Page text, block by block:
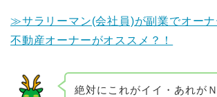
≫サラリーマン(会社員)が副業でオーナ
不動産オーナーがオススメ？！
絶対にこれがイイ・あれが